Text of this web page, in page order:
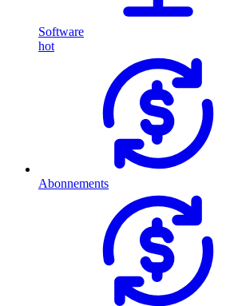
Software
hot
Abonnements